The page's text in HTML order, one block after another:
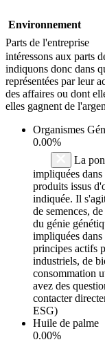
Environnement
Parts de l'entreprise
intéressons aux parts
indiquons donc dans
représentées par leur
des affaires ou dont
elles gagnent de
Organismes
0.00%
La
impliquées
produits issus
indiquée. Il
de semences,
du génie
impliquées
principes actifs
industriels, de
consommation
avez des
contacter
ESG)
Huile de palme
0.00%